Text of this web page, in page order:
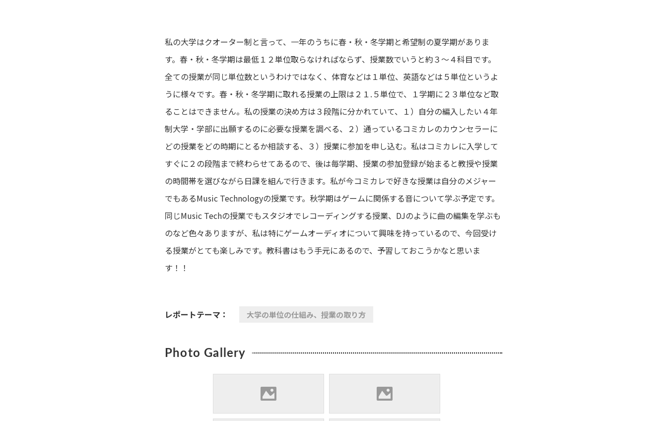
私の大学はクオーター制と言って、一年のうちに春・秋・冬学期と希望制の夏学期がありま
す。春・秋・冬学期は最低１２単位取らなければならず、授業数でいうと約３〜４科目です。
全ての授業が同じ単位数というわけではなく、体育などは１単位、英語などは５単位というよ
うに様々です。春・秋・冬学期に取れる授業の上限は２１.５単位で、１学期に２３単位など取
ることはできません。私の授業の決め方は３段階に分かれていて、１）自分の編入したい４年
制大学・学部に出願するのに必要な授業を調べる、２）通っているコミカレのカウンセラーに
どの授業をどの時期にとるか相談する、３）授業に参加を申し込む。私はコミカレに入学して
すぐに２の段階まで終わらせてあるので、後は毎学期、授業の参加登録が始まると教授や授業
の時間帯を選びながら日課を組んで行きます。私が今コミカレで好きな授業は自分のメジャー
でもあるMusic Technologyの授業です。秋学期はゲームに関係する音について学ぶ予定です。
同じMusic Techの授業でもスタジオでレコーディングする授業、DJのように曲の編集を学ぶも
のなど色々ありますが、私は特にゲームオーディオについて興味を持っているので、今回受け
る授業がとても楽しみです。教科書はもう手元にあるので、予習しておこうかなと思いま
す！！
レポートテーマ： 大学の単位の仕組み、授業の取り方
Photo Gallery